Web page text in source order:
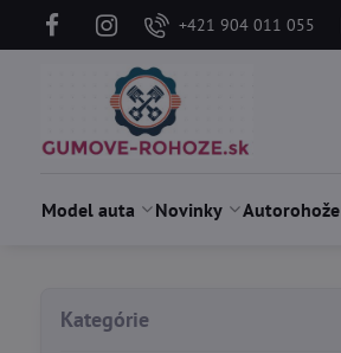
+421 904 011 055
Model auta Novinky Autorohože
Kategórie